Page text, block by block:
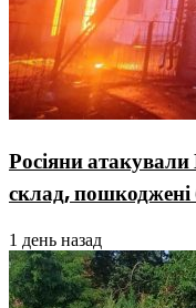
Росіяни
склад, пошкоджені
1 день назад